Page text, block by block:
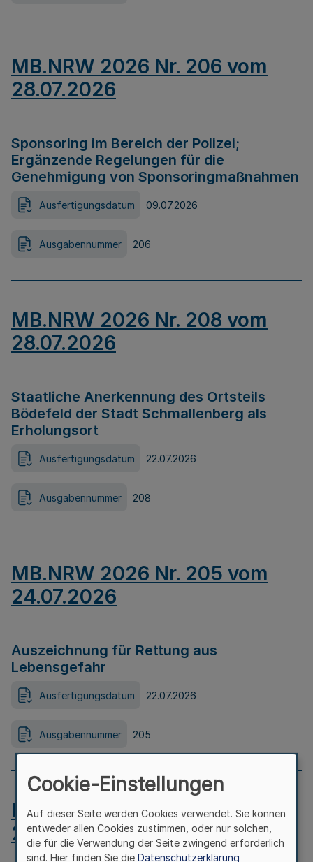
MB.NRW 2026 Nr. 206 vom
28.07.2026
Sponsoring im Bereich der Polizei;
Ergänzende Regelungen für die
Genehmigung von Sponsoringmaßnahmen
Ausfertigungsdatum 09.07.2026
Ausgabennummer 206
MB.NRW 2026 Nr. 208 vom
28.07.2026
Staatliche Anerkennung des Ortsteils
Bödefeld der Stadt Schmallenberg als
Erholungsort
Ausfertigungsdatum 22.07.2026
Ausgabennummer 208
MB.NRW 2026 Nr. 205 vom
24.07.2026
Auszeichnung für Rettung aus
Lebensgefahr
Ausfertigungsdatum 22.07.2026
Ausgabennummer 205
MB.NRW 2026 Nr. 204 vom
24.07.2026
Cookie-Einstellungen
Auf dieser Seite werden Cookies verwendet. Sie können
entweder allen Cookies zustimmen, oder nur solchen,
die für die Verwendung der Seite zwingend erforderlich
sind. Hier finden Sie die Datenschutzerklärung